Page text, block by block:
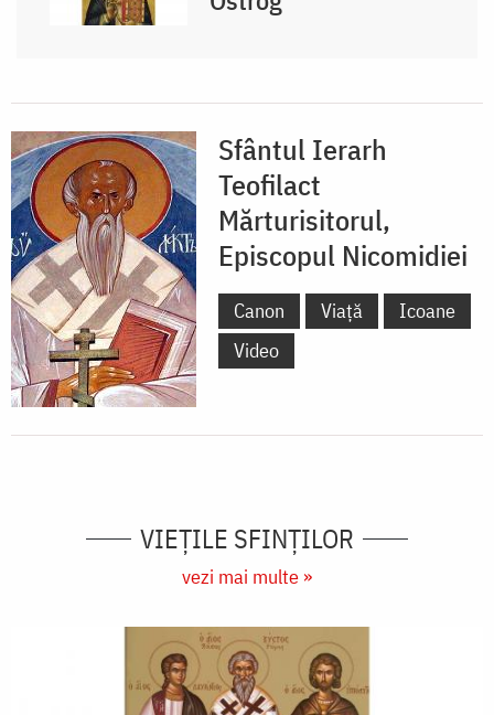
Sfântul Ierarh
Teofilact
Mărturisitorul,
Episcopul Nicomidiei
Canon Viață
Icoane
Video
VIEŢILE SFINŢILOR
vezi mai multe »